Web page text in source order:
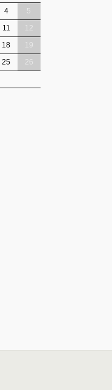
4
5
11
12
18
19
25
26